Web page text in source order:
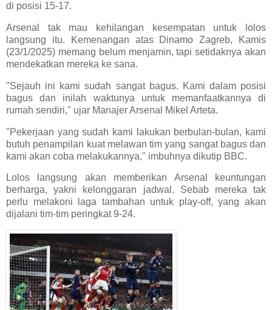
di posisi 15-17.
Arsenal tak mau kehilangan kesempatan untuk lolos
langsung itu. Kemenangan atas Dinamo Zagreb, Kamis
(23/1/2025) memang belum menjamin, tapi setidaknya akan
mendekatkan mereka ke sana.
"Sejauh ini kami sudah sangat bagus. Kami dalam posisi
bagus dan inilah waktunya untuk memanfaatkannya di
rumah sendiri," ujar Manajer Arsenal Mikel Arteta.
"Pekerjaan yang sudah kami lakukan berbulan-bulan, kami
butuh penampilan kuat melawan tim yang sangat bagus dan
kami akan coba melakukannya," imbuhnya dikutip BBC.
Lolos langsung akan memberikan Arsenal keuntungan
berharga, yakni kelonggaran jadwal. Sebab mereka tak
perlu melakoni laga tambahan untuk play-off, yang akan
dijalani tim-tim peringkat 9-24.